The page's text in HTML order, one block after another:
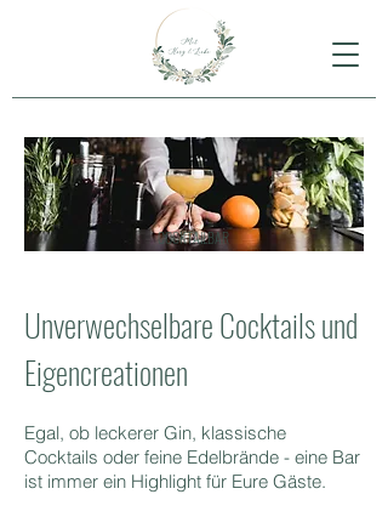
COCKTAILBAR
Unverwechselbare Cocktails und
Eigencreationen
Egal, ob leckerer Gin, klassische
Cocktails oder feine Edelbrände - eine Bar
ist immer ein Highlight für Eure Gäste.